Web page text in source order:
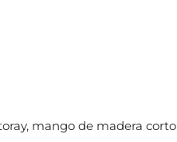
mango de madera corto